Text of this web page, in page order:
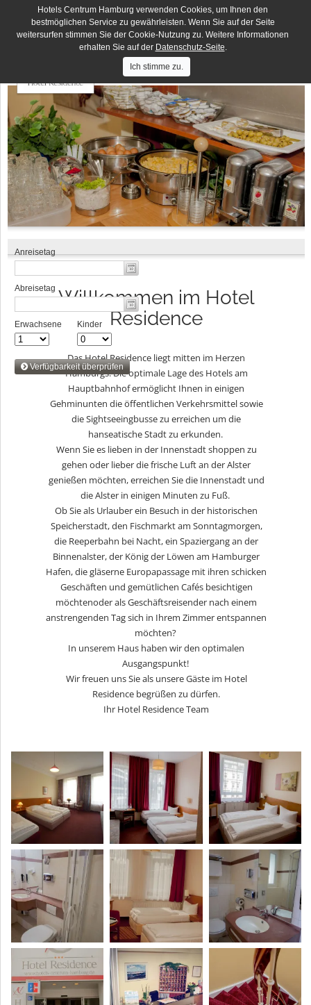
Hotels
Deutsches Haus
Hotel Lumen
Hotel Residence
Hotel Terminus
Elbbrücken Hotel
Hotel an der Bille
Hotel Seegarten
DE
Willkommen im Hotel
Residence
Das Hotel Residence liegt mitten im Herzen
Hamburgs. Die optimale Lage des Hotels am
Hauptbahnhof ermöglicht Ihnen in einigen
Gehminunten die öffentlichen Verkehrsmittel sowie
die Sightseeingbusse zu erreichen um die
hanseatische Stadt zu erkunden.
Wenn Sie es lieben in der Innenstadt shoppen zu
gehen oder lieber die frische Luft an der Alster
genießen möchten, erreichen Sie die Innenstadt und
die Alster in einigen Minuten zu Fuß.
Ob Sie als Urlauber ein Besuch in der historischen
Speicherstadt, den Fischmarkt am Sonntagmorgen,
die Reeperbahn bei Nacht, ein Spaziergang an der
Binnenalster, der König der Löwen am Hamburger
Hafen, die gläserne Europapassage mit ihren schicken
Geschäften und gemütlichen Cafés besichtigen
möchtenoder als Geschäftsreisender nach einem
anstrengenden Tag sich in Ihrem Zimmer entspannen
möchten?
In unserem Haus haben wir den optimalen
Ausgangspunkt!
Wir freuen uns Sie als unsere Gäste im Hotel
Residence begrüßen zu dürfen.
Ihr Hotel Residence Team
Hotels Centrum Hamburg verwenden Cookies, um Ihnen den
bestmöglichen Service zu gewährleisten. Wenn Sie auf der Seite
weitersurfen stimmen Sie der Cookie-Nutzung zu. Weitere Informationen
erhalten Sie auf der Datenschutz-Seite.
Ich stimme zu.